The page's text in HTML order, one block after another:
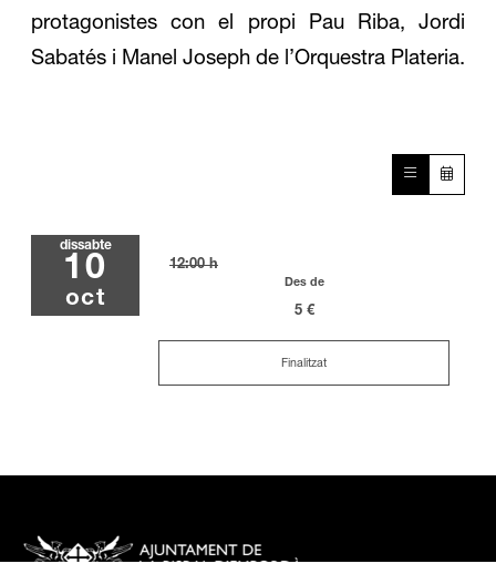
protagonistes con el propi Pau Riba, Jordi
Sabatés i Manel Joseph de l’Orquestra Plateria.
dissabte
10
oct
12:00 h
Des de
5 €
Finalitzat